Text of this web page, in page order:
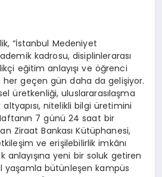
“İstanbul Medeniyet
kadrosu, disiplinlerarası
eğitim anlayışı ve öğrenci
her geçen gün daha da gelişiyor.
üretkenliği, uluslararasılaşma
nitelikli bilgi üretimini
7 günü 24 saat bir
Ziraat Bankası Kütüphanesi,
ve erişilebilirlik imkânı
anlayışına yeni bir soluk getiren
yaşamla bütünleşen kampüs